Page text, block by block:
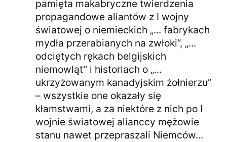
pamięta makabryczne twierdzenia
propagandowe aliantów z I wojny
światowej o niemieckich „... fabrykach
mydła przerabianych na zwłoki”, „...
odciętych rękach belgijskich
niemowląt” i historiach o „...
ukrzyżowanym kanadyjskim żołnierzu”
– wszystkie one okazały się
kłamstwami, a za niektóre z nich po I
wojnie światowej alianccy mężowie
stanu nawet przepraszali Niemców...